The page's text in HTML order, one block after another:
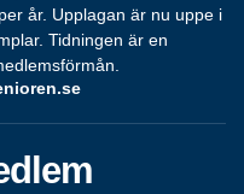
år. Upplagan är nu uppe i
Tidningen är en